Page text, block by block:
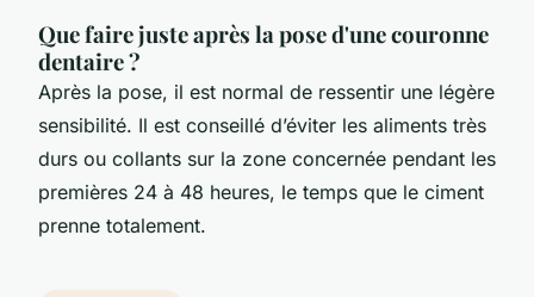
Que faire juste après la pose d'une couronne
dentaire ?
Après la pose, il est normal de ressentir une légère
sensibilité. Il est conseillé d’éviter les aliments très
durs ou collants sur la zone concernée pendant les
premières 24 à 48 heures, le temps que le ciment
prenne totalement.